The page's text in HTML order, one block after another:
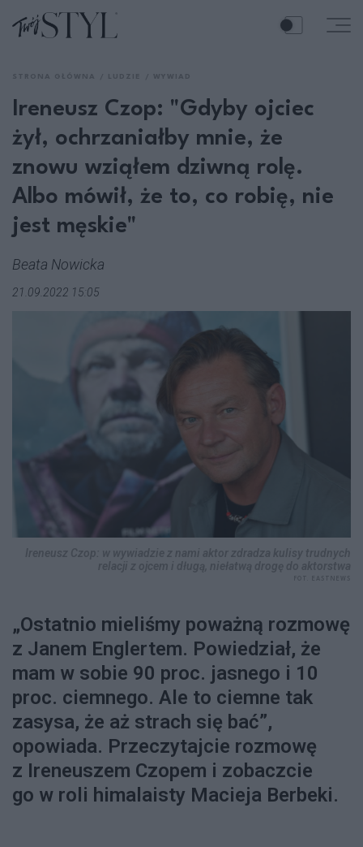
Ireneusz Czop: "Gdyby ojciec
żył, ochrzaniałby mnie, że
znowu wziąłem dziwną rolę.
Albo mówił, że to, co robię, nie
jest męskie"
Beata Nowicka
21.09.2022 15:05
„Ostatnio mieliśmy poważną rozmowę
z Janem Englertem. Powiedział, że
mam w sobie 90 proc. jasnego i 10
proc. ciemnego. Ale to ciemne tak
zasysa, że aż strach się bać”,
opowiada. Przeczytajcie rozmowę
z Ireneuszem Czopem i zobaczcie
go w roli himalaisty Macieja Berbeki.